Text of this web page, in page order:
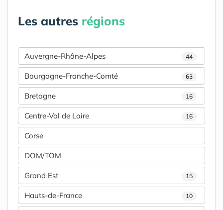
Les autres régions
Auvergne-Rhône-Alpes 44
Bourgogne-Franche-Comté 63
Bretagne 16
Centre-Val de Loire 16
Corse
DOM/TOM
Grand Est 15
Hauts-de-France 10